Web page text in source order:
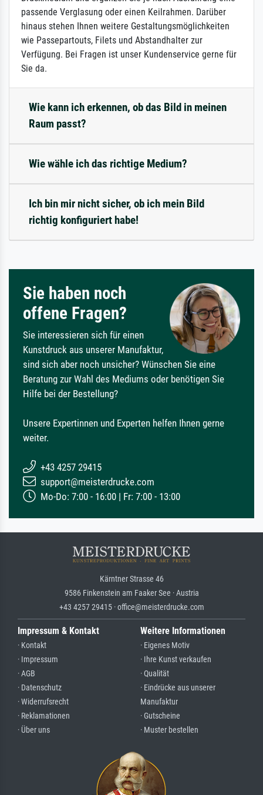
passende Verglasung oder einen Keilrahmen. Darüber
hinaus stehen Ihnen weitere Gestaltungsmöglichkeiten
wie Passepartouts, Filets und Abstandhalter zur
Verfügung. Bei Fragen ist unser Kundenservice gerne für
Sie da.
Wie kann ich erkennen, ob das Bild in meinen
Raum passt?
Wie wähle ich das richtige Medium?
Ich bin mir nicht sicher, ob ich mein Bild
richtig konfiguriert habe!
Sie haben noch
offene Fragen?
Sie interessieren sich für einen
Kunstdruck aus unserer Manufaktur,
sind sich aber noch unsicher? Wünschen Sie eine
Beratung zur Wahl des Mediums oder benötigen Sie
Hilfe bei der Bestellung?
Unsere Expertinnen und Experten helfen Ihnen gerne
weiter.
+43 4257 29415
support@meisterdrucke.com
Mo-Do: 7:00 - 16:00 | Fr: 7:00 - 13:00
Kärntner Strasse 46
9586 Finkenstein am Faaker See · Austria
+43 4257 29415 · office@meisterdrucke.com
Impressum & Kontakt
· Kontakt
· Impressum
· AGB
· Datenschutz
· Widerrufsrecht
· Reklamationen
· Über uns
Weitere Informationen
· Eigenes Motiv
· Ihre Kunst verkaufen
· Qualität
· Eindrücke aus unserer
Manufaktur
· Gutscheine
· Muster bestellen